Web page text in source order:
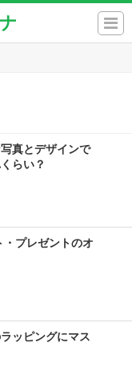
真とデザインで
らい？
プレゼントのオ
ッピングにマス